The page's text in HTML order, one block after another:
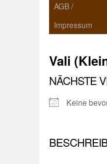
AGB /
Impressum
Vali
NÄCHSTE
Keine